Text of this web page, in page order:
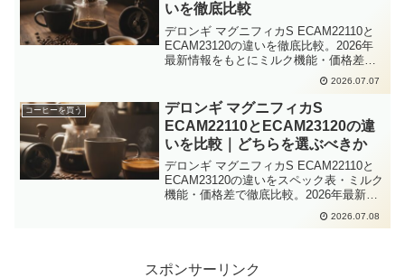
いを徹底比較
デロンギ マグニフィカS ECAM22110と
ECAM23120の違いを徹底比較。2026年
最新情報をもとにミルク機能・価格差・
使い勝手の差を整理し、どちらが自分に
合うか迷っている方の判断をサポートし
ます。
2026.07.07
コーヒーを買う
デロンギ マグニフィカS
ECAM22110とECAM23120の違
いを比較｜どちらを選ぶべきか
デロンギ マグニフィカS ECAM22110と
ECAM23120の違いをスペック表・ミルク
機能・価格差で徹底比較。2026年最新情
報をもとに、どちらを選ぶべきかを使用
シーン別にわかりやすく解説していま
2026.07.08
スポンサーリンク